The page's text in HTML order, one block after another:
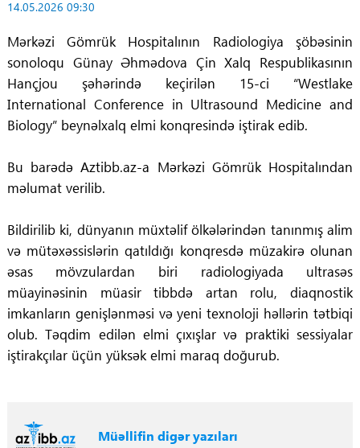
14.05.2026 09:30
Mərkəzi Gömrük Hospitalının Radiologiya şöbəsinin
sonoloqu Günay Əhmədova Çin Xalq Respublikasının
Hançjou şəhərində keçirilən 15-ci “Westlake
International Conference in Ultrasound Medicine and
Biology” beynəlxalq elmi konqresində iştirak edib.
Bu barədə Aztibb.az-a Mərkəzi Gömrük Hospitalından
məlumat verilib.
Bildirilib ki, dünyanın müxtəlif ölkələrindən tanınmış alim
və mütəxəssislərin qatıldığı konqresdə müzakirə olunan
əsas mövzulardan biri radiologiyada ultrasəs
müayinəsinin müasir tibbdə artan rolu, diaqnostik
imkanların genişlənməsi və yeni texnoloji həllərin tətbiqi
olub. Təqdim edilən elmi çıxışlar və praktiki sessiyalar
iştirakçılar üçün yüksək elmi maraq doğurub.
Müəllifin digər yazıları